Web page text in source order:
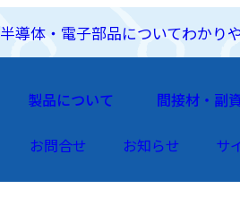
半導体・電子部品についてわかり
製品について 間接材・副
お問合せ お知らせ サ